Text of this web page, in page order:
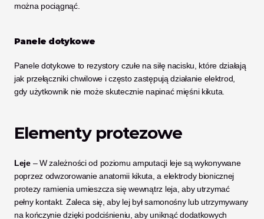
można pociągnąć.
Panele dotykowe
Panele dotykowe to rezystory czułe na siłę nacisku, które działają
jak przełączniki chwilowe i często zastępują działanie elektrod,
gdy użytkownik nie może skutecznie napinać mięśni kikuta.
Elementy protezowe
Leje – W zależności od poziomu amputacji leje są wykonywane
poprzez odwzorowanie anatomii kikuta, a elektrody bionicznej
protezy ramienia umieszcza się wewnątrz leja, aby utrzymać
pełny kontakt. Zaleca się, aby lej był samonośny lub utrzymywany
na kończynie dzięki podciśnieniu, aby uniknąć dodatkowych